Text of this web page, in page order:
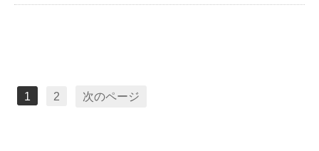
1 2 次のページ